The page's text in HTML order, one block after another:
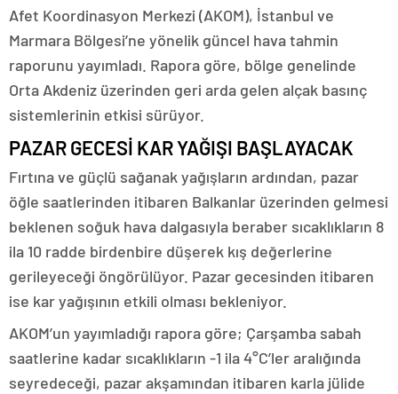
Afet Koordinasyon Merkezi (AKOM), İstanbul ve
Marmara Bölgesi’ne yönelik güncel hava tahmin
raporunu yayımladı. Rapora göre, bölge genelinde
Orta Akdeniz üzerinden geri arda gelen alçak basınç
sistemlerinin etkisi sürüyor.
PAZAR GECESİ KAR YAĞIŞI BAŞLAYACAK
Fırtına ve güçlü sağanak yağışların ardından, pazar
öğle saatlerinden itibaren Balkanlar üzerinden gelmesi
beklenen soğuk hava dalgasıyla beraber sıcaklıkların 8
ila 10 radde birdenbire düşerek kış değerlerine
gerileyeceği öngörülüyor. Pazar gecesinden itibaren
ise kar yağışının etkili olması bekleniyor.
AKOM’un yayımladığı rapora göre; Çarşamba sabah
saatlerine kadar sıcaklıkların -1 ila 4°C’ler aralığında
seyredeceği, pazar akşamından itibaren karla jülide